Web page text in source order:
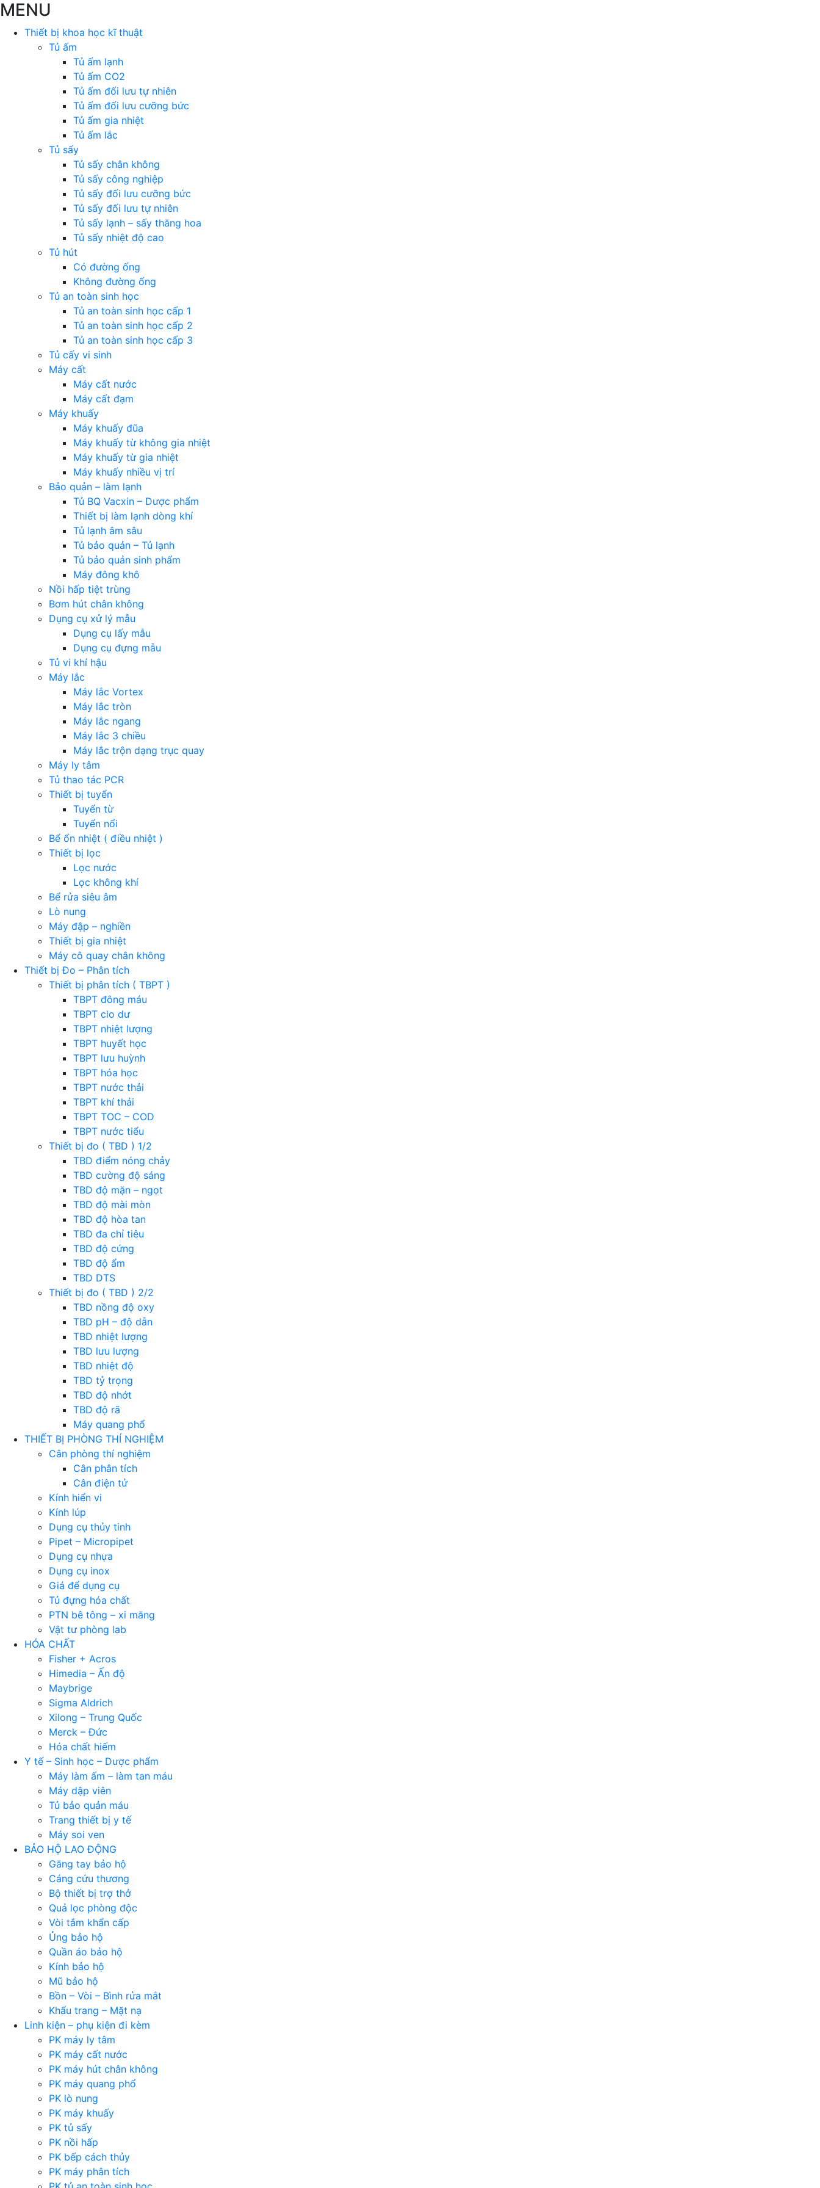
MENU
Thiết bị khoa học kĩ thuật
Tủ ấm
Tủ ấm lạnh
Tủ ấm CO2
Tủ ấm đối lưu tự nhiên
Tủ ấm đối lưu cưỡng bức
Tủ ấm gia nhiệt
Tủ ấm lắc
Tủ sấy
Tủ sấy chân không
Tủ sấy công nghiệp
Tủ sấy đối lưu cưỡng bức
Tủ sấy đối lưu tự nhiên
Tủ sấy lạnh – sấy thăng hoa
Tủ sấy nhiệt độ cao
Tủ hút
Có đường ống
Không đường ống
Tủ an toàn sinh học
Tủ an toàn sinh học cấp 1
Tủ an toàn sinh học cấp 2
Tủ an toàn sinh học cấp 3
Tủ cấy vi sinh
Máy cất
Máy cất nước
Máy cất đạm
Máy khuấy
Máy khuấy đũa
Máy khuấy từ không gia nhiệt
Máy khuấy từ gia nhiệt
Máy khuấy nhiều vị trí
Bảo quản – làm lạnh
Tủ BQ Vacxin – Dược phẩm
Thiết bị làm lạnh dòng khí
Tủ lạnh âm sâu
Tủ bảo quản – Tủ lạnh
Tủ bảo quản sinh phẩm
Máy đông khô
Nồi hấp tiệt trùng
Bơm hút chân không
Dụng cụ xử lý mẫu
Dụng cụ lấy mẫu
Dụng cụ đựng mẫu
Tủ vi khí hậu
Máy lắc
Máy lắc Vortex
Máy lắc tròn
Máy lắc ngang
Máy lắc 3 chiều
Máy lắc trộn dạng trục quay
Máy ly tâm
Tủ thao tác PCR
Thiết bị tuyển
Tuyển từ
Tuyển nổi
Bể ổn nhiệt ( điều nhiệt )
Thiết bị lọc
Lọc nước
Lọc không khí
Bể rửa siêu âm
Lò nung
Máy đập – nghiền
Thiết bị gia nhiệt
Máy cô quay chân không
Thiết bị Đo – Phân tích
Thiết bị phân tích ( TBPT )
TBPT đông máu
TBPT clo dư
TBPT nhiệt lượng
TBPT huyết học
TBPT lưu huỳnh
TBPT hóa học
TBPT nước thải
TBPT khí thải
TBPT TOC – COD
TBPT nước tiểu
Thiết bị đo ( TBD ) 1/2
TBD điểm nóng chảy
TBD cường độ sáng
TBD độ mặn – ngọt
TBD độ mài mòn
TBD độ hòa tan
TBD đa chỉ tiêu
TBD độ cứng
TBD độ ẩm
TBD DTS
Thiết bị đo ( TBD ) 2/2
TBD nồng độ oxy
TBD pH – độ dẫn
TBD nhiệt lượng
TBD lưu lượng
TBD nhiệt độ
TBD tỷ trọng
TBD độ nhớt
TBD độ rã
Máy quang phổ
THIẾT BỊ PHÒNG THÍ NGHIỆM
Cân phòng thí nghiệm
Cân phân tích
Cân điện tử
Kính hiển vi
Kính lúp
Dụng cụ thủy tinh
Pipet – Micropipet
Dụng cụ nhựa
Dụng cụ inox
Giá để dụng cụ
Tủ đựng hóa chất
PTN bê tông – xi măng
Vật tư phòng lab
HÓA CHẤT
Fisher + Acros
Himedia – Ấn độ
Maybrige
Sigma Aldrich
Xilong – Trung Quốc
Merck – Đức
Hóa chất hiếm
Y tế – Sinh học – Dược phẩm
Máy làm ấm – làm tan máu
Máy dập viên
Tủ bảo quản máu
Trang thiết bị y tế
Máy soi ven
BẢO HỘ LAO ĐỘNG
Găng tay bảo hộ
Cáng cứu thương
Bộ thiết bị trợ thở
Quả lọc phòng độc
Vòi tắm khẩn cấp
Ủng bảo hộ
Quần áo bảo hộ
Kính bảo hộ
Mũ bảo hộ
Bồn – Vòi – Bình rửa mắt
Khẩu trang – Mặt nạ
Linh kiện – phụ kiện đi kèm
PK máy ly tâm
PK máy cất nước
PK máy hút chân không
PK máy quang phổ
PK lò nung
PK máy khuấy
PK tủ sấy
PK nồi hấp
PK bếp cách thủy
PK máy phân tích